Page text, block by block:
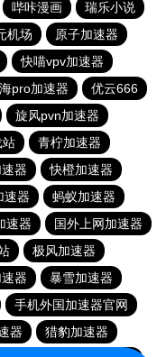
哔咔漫画
瑞乐小说
机场
原子加速器
快喵vpv加速器
pro加速器
优云666
旋风pvn加速器
站
青柠加速器
器
快橙加速器
速器
蚂蚁加速器
速器
国外上网加速器
极风加速器
器
暴雪加速器
手机外国加速器官网
器
猎豹加速器